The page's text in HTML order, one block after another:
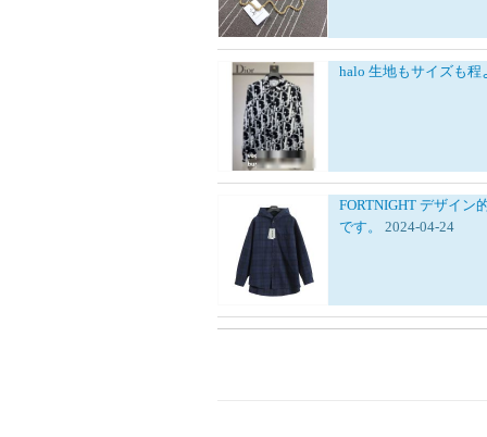
halo 生地もサイズも
FORTNIGHT デザイン
です。 2024-04-24